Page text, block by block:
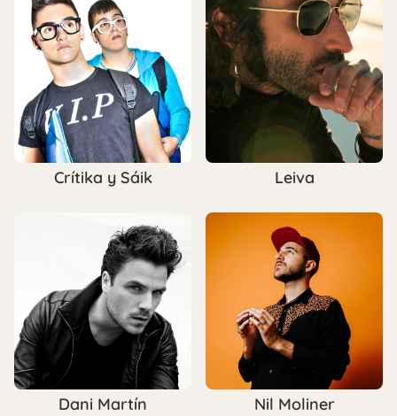
Crítika y Sáik Leiva
Dani Martín Nil Moliner